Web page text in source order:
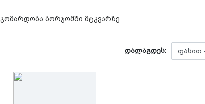
ჯომარდობა ბორჯომში მტკვარზე
დალაგდეს: